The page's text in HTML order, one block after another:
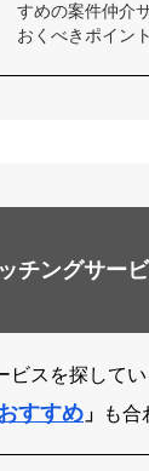
すめの案件仲介
おくべきポイン
チングサー
スを探してい
すすめ 」 も合